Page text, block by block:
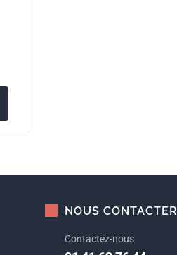
NOUS CONTACTER
Contactez-nous